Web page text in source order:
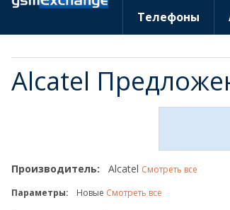
Телефоны
Alcatel
Производитель: Alcatel Смотреть все
Параметры:
Новые Смотреть все